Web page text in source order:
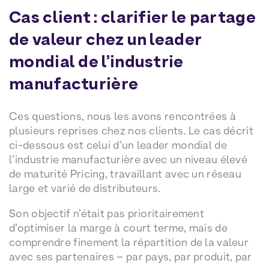
Cas client : clarifier le partage
de valeur chez un leader
mondial de l’industrie
manufacturière
Ces questions, nous les avons rencontrées à
plusieurs reprises chez nos clients. Le cas décrit
ci-dessous est celui d’un leader mondial de
l’industrie manufacturière avec un niveau élevé
de maturité Pricing, travaillant avec un réseau
large et varié de distributeurs.
Son objectif n’était pas prioritairement
d’optimiser la marge à court terme, mais de
comprendre finement la répartition de la valeur
avec ses partenaires – par pays, par produit, par